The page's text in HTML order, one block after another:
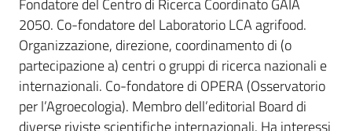
Fondatore del Centro di Ricerca Coordinato GAIA
2050. Co-fondatore del Laboratorio LCA agrifood.
Organizzazione, direzione, coordinamento di (o
partecipazione a) centri o gruppi di ricerca nazionali e
internazionali. Co-fondatore di OPERA (Osservatorio
per l’Agroecologia). Membro dell’editorial Board di
diverse riviste scientifiche internazionali. Ha interessi